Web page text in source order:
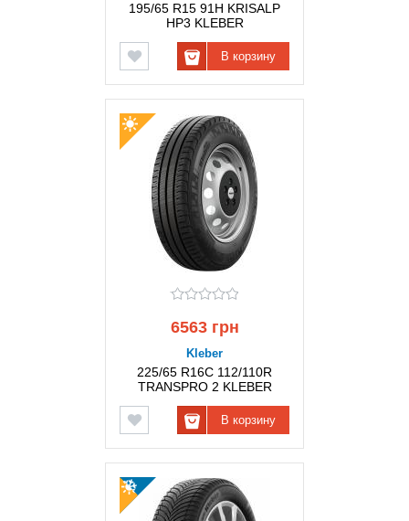
195/65 R15 91H KRISALP
HP3 KLEBER
В корзину
6563 грн
Kleber
225/65 R16C 112/110R
TRANSPRO 2 KLEBER
В корзину